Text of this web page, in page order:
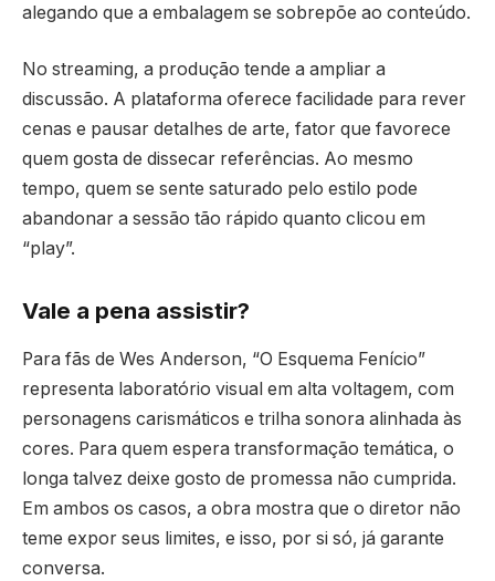
alegando que a embalagem se sobrepõe ao conteúdo.
No streaming, a produção tende a ampliar a
discussão. A plataforma oferece facilidade para rever
cenas e pausar detalhes de arte, fator que favorece
quem gosta de dissecar referências. Ao mesmo
tempo, quem se sente saturado pelo estilo pode
abandonar a sessão tão rápido quanto clicou em
“play”.
Vale a pena assistir?
Para fãs de Wes Anderson, “O Esquema Fenício”
representa laboratório visual em alta voltagem, com
personagens carismáticos e trilha sonora alinhada às
cores. Para quem espera transformação temática, o
longa talvez deixe gosto de promessa não cumprida.
Em ambos os casos, a obra mostra que o diretor não
teme expor seus limites, e isso, por si só, já garante
conversa.